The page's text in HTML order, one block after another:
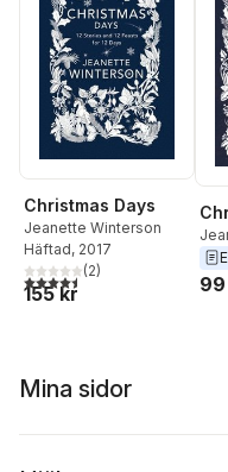
Christmas Days
Jeanette Winterson
Häftad, 2017
4,5utav 5 stjärnor. Totalt antal
(2)
155 kr
Mina sidor